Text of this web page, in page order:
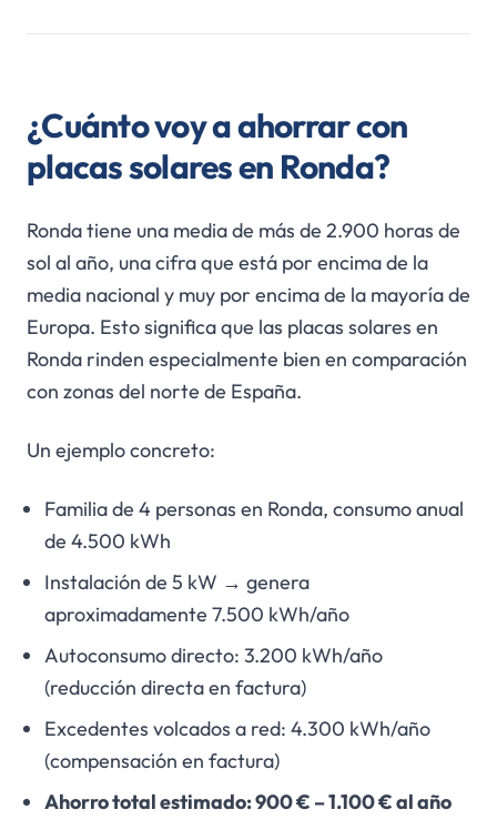
¿Cuánto voy a ahorrar con
placas solares en Ronda?
Ronda tiene una media de más de 2.900 horas de
sol al año, una cifra que está por encima de la
media nacional y muy por encima de la mayoría de
Europa. Esto significa que las placas solares en
Ronda rinden especialmente bien en comparación
con zonas del norte de España.
Un ejemplo concreto:
Familia de 4 personas en Ronda, consumo anual
de 4.500 kWh
Instalación de 5 kW → genera
aproximadamente 7.500 kWh/año
Autoconsumo directo: 3.200 kWh/año
(reducción directa en factura)
Excedentes volcados a red: 4.300 kWh/año
(compensación en factura)
Ahorro total estimado: 900 € – 1.100 € al año